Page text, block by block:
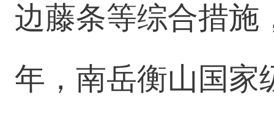
边藤条等综合措施
年，南岳衡山国家